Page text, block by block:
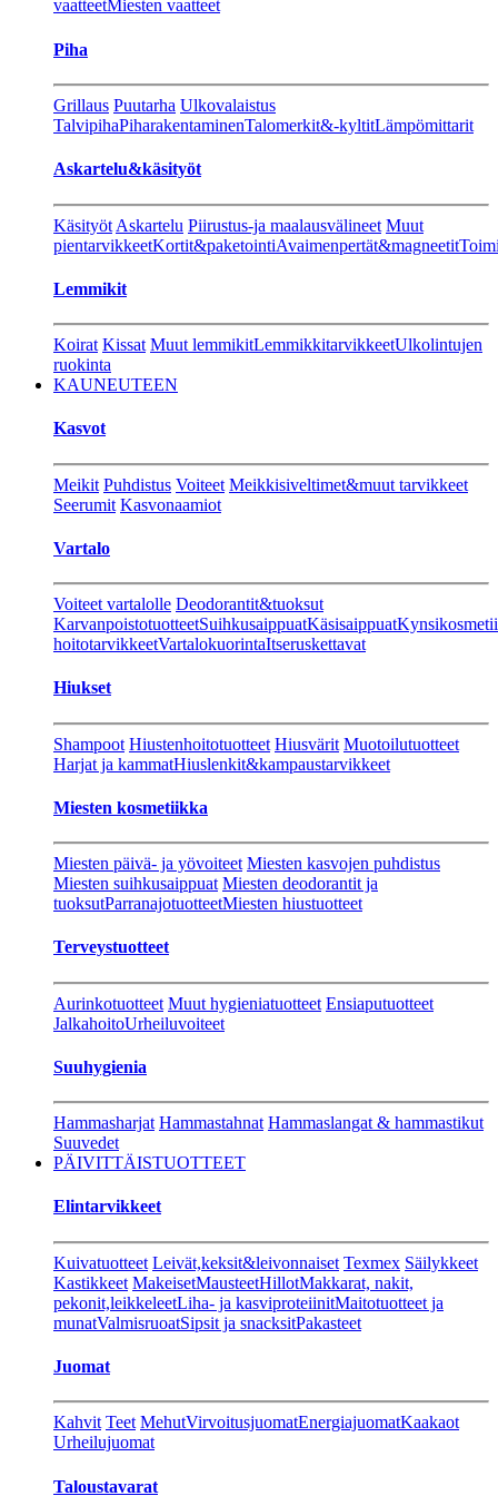
vaatteetMiesten vaatteet
Piha
Grillaus Puutarha Ulkovalaistus
TalvipihaPiharakentaminenTalomerkit&-kyltitLämpömittarit
Askartelu&käsityöt
Käsityöt Askartelu Piirustus-ja maalausvälineet Muut
pientarvikkeetKortit&paketointiAvaimenpertät&magneetit
Lemmikit
Koirat Kissat Muut lemmikitLemmikkitarvikkeetUlkolintujen
ruokinta
KAUNEUTEEN
Kasvot
Meikit Puhdistus Voiteet Meikkisiveltimet&muut tarvikkeet
Seerumit Kasvonaamiot
Vartalo
Voiteet vartalolle Deodorantit&tuoksut
KarvanpoistotuotteetSuihkusaippuatKäsisaippuat
hoitotarvikkeetVartalokuorintaItseruskettavat
Hiukset
Shampoot Hiustenhoitotuotteet Hiusvärit Muotoilutuotteet
Harjat ja kammatHiuslenkit&kampaustarvikkeet
Miesten kosmetiikka
Miesten päivä- ja yövoiteet Miesten kasvojen puhdistus
Miesten suihkusaippuat Miesten deodorantit ja
tuoksutParranajotuotteetMiesten hiustuotteet
Terveystuotteet
Aurinkotuotteet Muut hygieniatuotteet Ensiaputuotteet
JalkahoitoUrheiluvoiteet
Suuhygienia
Hammasharjat Hammastahnat Hammaslangat & hammastikut
Suuvedet
PÄIVITTÄISTUOTTEET
Elintarvikkeet
Kuivatuotteet Leivät,keksit&leivonnaiset Texmex Säilykkeet
Kastikkeet MakeisetMausteetHillotMakkarat, nakit,
pekonit,leikkeleetLiha- ja kasviproteiinitMaitotuotteet ja
munatValmisruoatSipsit ja snacksitPakasteet
Juomat
Kahvit Teet MehutVirvoitusjuomatEnergiajuomatKaakaot
Urheilujuomat
Taloustavarat